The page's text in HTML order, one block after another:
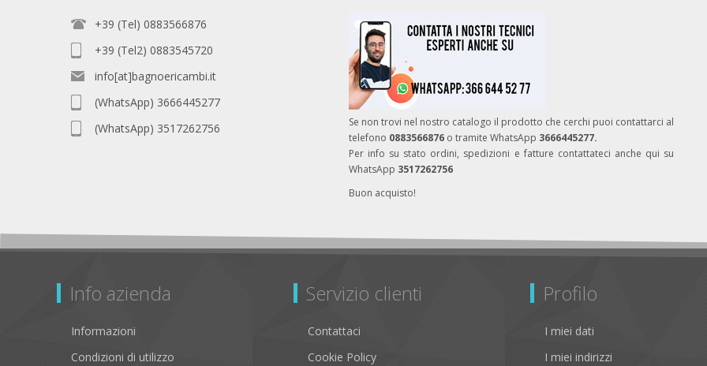
+39 (Tel) 0883566876
+39 (Tel2) 0883545720
info[at]bagnoericambi.it
(WhatsApp) 3666445277
(WhatsApp) 3517262756
Se non trovi nel nostro catalogo il prodotto che cerchi puoi contattarci al
telefono 0883566876 o tramite WhatsApp 3666445277.
Per info su stato ordini, spedizioni e fatture contattateci anche qui su
WhatsApp 3517262756
Buon acquisto!
Info azienda
Informazioni
Condizioni di utilizzo
Servizio clienti
Contattaci
Cookie Policy
Profilo
I miei dati
I miei indirizzi